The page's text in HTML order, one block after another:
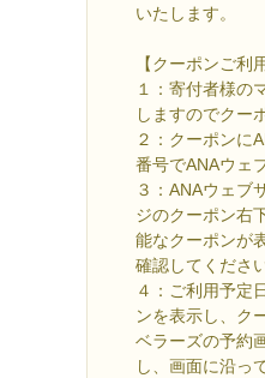
いたします。
【クーポンご利
１：寄付者様の
しますのでクー
２：クーポンに
番号でANAウェ
３：ANAウェブ
ジのクーポン右
能なクーポンが
確認してください
４：ご利用予定
ンを表示し、ク
ベラーズの予約
し、画面に沿っ